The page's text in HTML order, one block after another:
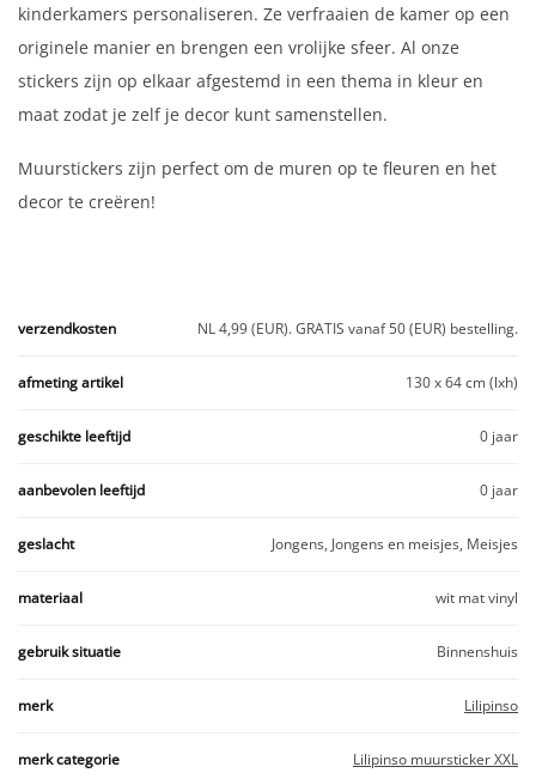
kinderkamers personaliseren. Ze verfraaien de kamer op een
originele manier en brengen een vrolijke sfeer. Al onze
stickers zijn op elkaar afgestemd in een thema in kleur en
maat zodat je zelf je decor kunt samenstellen.
Muurstickers zijn perfect om de muren op te fleuren en het
decor te creëren!
verzendkosten NL 4,99 (EUR). GRATIS vanaf 50 (EUR) bestelling.
afmeting artikel 130 x 64 cm (lxh)
geschikte leeftijd 0 jaar
aanbevolen leeftijd 0 jaar
geslacht Jongens, Jongens en meisjes, Meisjes
materiaal wit mat vinyl
gebruik situatie Binnenshuis
merk Lilipinso
merk categorie Lilipinso muursticker XXL